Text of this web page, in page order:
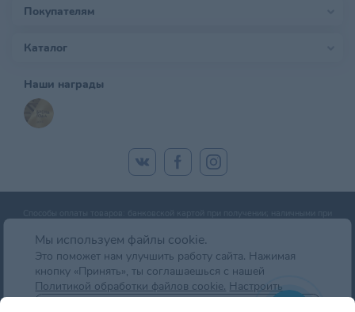
Покупателям
Каталог
Наши награды
© zoobazar.by 2026 | ООО «Ветзообазар», УНП 192636458 | г. Минск, пр-т
Дзержинского, д. 5, оф.блок 2 (7 этаж)
Мы используем файлы cookie.
Это поможет нам улучшить работу сайта. Нажимая
кнопку «Принять», ты соглашаешься с нашей
Политикой обработки файлов cookie. Настроить